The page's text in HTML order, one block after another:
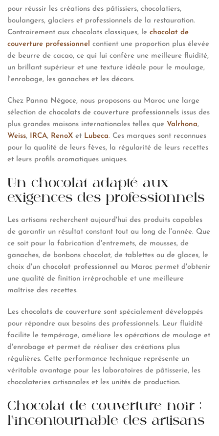
pour réussir les créations des pâtissiers, chocolatiers,
boulangers, glaciers et professionnels de la restauration.
Contrairement aux chocolats classiques, le chocolat de
couverture professionnel contient une proportion plus élevée
de beurre de cacao, ce qui lui confère une meilleure fluidité,
un brillant supérieur et une texture idéale pour le moulage,
l'enrobage, les ganaches et les décors.
Chez Panna Négoce, nous proposons au Maroc une large
sélection de chocolats de couverture professionnels issus des
plus grandes maisons internationales telles que Valrhona,
Weiss, IRCA, RenoX et Lubeca. Ces marques sont reconnues
pour la qualité de leurs fèves, la régularité de leurs recettes
et leurs profils aromatiques uniques.
Un chocolat adapté aux
exigences des professionnels
Les artisans recherchent aujourd'hui des produits capables
de garantir un résultat constant tout au long de l'année. Que
ce soit pour la fabrication d'entremets, de mousses, de
ganaches, de bonbons chocolat, de tablettes ou de glaces, le
choix d'un chocolat professionnel au Maroc permet d'obtenir
une qualité de finition irréprochable et une meilleure
maîtrise des recettes.
Les chocolats de couverture sont spécialement développés
pour répondre aux besoins des professionnels. Leur fluidité
facilite le tempérage, améliore les opérations de moulage et
d'enrobage et permet de réaliser des créations plus
régulières. Cette performance technique représente un
véritable avantage pour les laboratoires de pâtisserie, les
chocolateries artisanales et les unités de production.
Chocolat de couverture noir :
l'incontournable des artisans